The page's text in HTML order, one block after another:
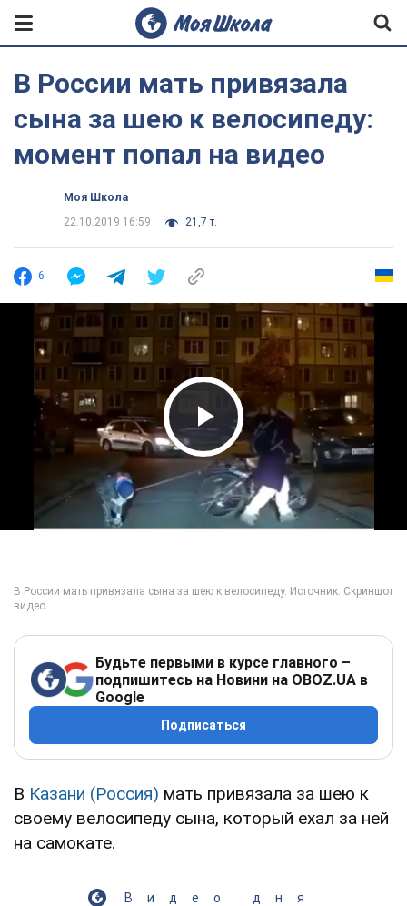
В России мать привязала
сына за шею к велосипеду:
момент попал на видео
Моя Школа
22.10.2019 16:59
21,7 т.
6
Play Video
Будьте первыми в курсе главного –
подпишитесь на Новини на OBOZ.UA в
Google
Подписаться
В Казани (Россия) мать привязала за шею к
своему велосипеду сына, который ехал за ней
на самокате.
Видео дня